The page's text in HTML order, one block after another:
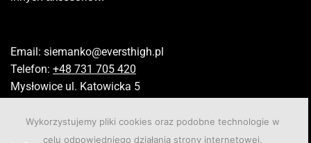
Email: siemanko@eversthigh.pl
Telefon: +48 731 705 420
Mysłowice ul. Katowicka 5
Wykorzystujemy pliki cookies oraz podobne technologie w
celu odpowiedniego działania strony internetowej,